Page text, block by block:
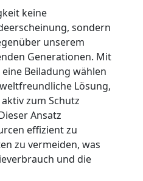
keine
sondern
unserem
Generationen. Mit
Beiladung wählen
Lösung,
zum Schutz
Ansatz
effizient zu
zu vermeiden, was
und die